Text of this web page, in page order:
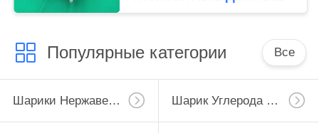
Популярные категории Все
Шарики Нержавеющей Стали Шарик Углерода Стальной